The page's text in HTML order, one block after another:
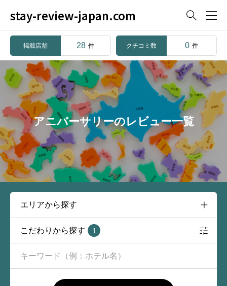
stay-review-japan.com 
掲載店舗 28 件 クチコミ数 0 件
アニバーサリーのレビュー一覧
こだわりから探す 1